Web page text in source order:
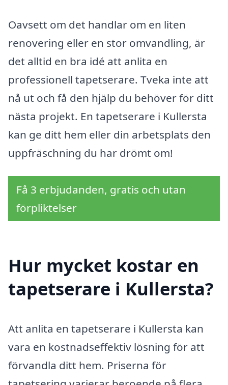
Oavsett om det handlar om en liten
renovering eller en stor omvandling, är
det alltid en bra idé att anlita en
professionell tapetserare. Tveka inte att
nå ut och få den hjälp du behöver för ditt
nästa projekt. En tapetserare i Kullersta
kan ge ditt hem eller din arbetsplats den
uppfräschning du har drömt om!
Få 3 erbjudanden, gratis och utan
förpliktelser
Hur mycket kostar en
tapetserare i Kullersta?
Att anlita en tapetserare i Kullersta kan
vara en kostnadseffektiv lösning för att
förvandla ditt hem. Priserna för